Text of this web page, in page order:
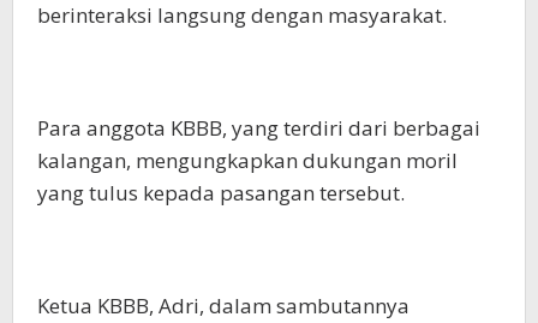
berinteraksi langsung dengan masyarakat.
Para anggota KBBB, yang terdiri dari berbagai
kalangan, mengungkapkan dukungan moril
yang tulus kepada pasangan tersebut.
Ketua KBBB, Adri, dalam sambutannya